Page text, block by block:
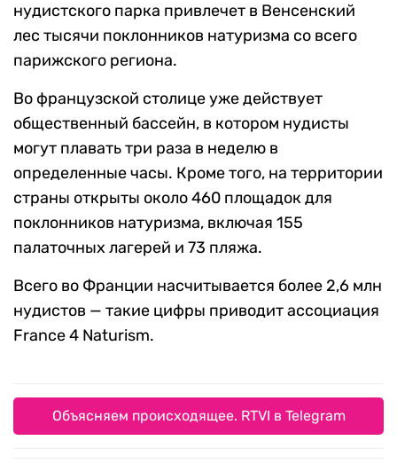
нудистского парка привлечет в Венсенский
лес тысячи поклонников натуризма со всего
парижского региона.
Во французской столице уже действует
общественный бассейн, в котором нудисты
могут плавать три раза в неделю в
определенные часы. Кроме того, на территории
страны открыты около 460 площадок для
поклонников натуризма, включая 155
палаточных лагерей и 73 пляжа.
Всего во Франции насчитывается более 2,6 млн
нудистов — такие цифры приводит ассоциация
France 4 Naturism.
Объясняем происходящее. RTVI в Telegram